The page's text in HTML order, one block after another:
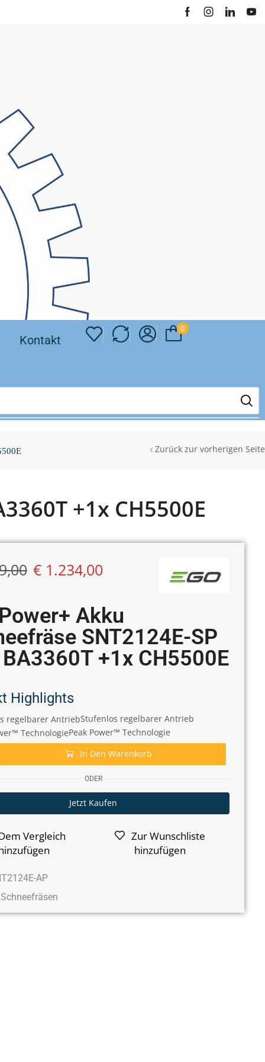
Kontakt
0
Zurück zur vorherigen Seite
+1x CH5500E
€1.234,00
Akku
SNT2124E-SP
+1x CH5500E
Highlights
Stufenlos regelbarer Antrieb
Peak Power™ Technologie
In Den Warenkorb
ODER
Jetzt Kaufen
Vergleich
Zur Wunschliste
hinzufügen
AP
Schneefräsen